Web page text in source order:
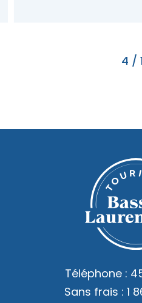
4 /
Téléphone :
Sans frais : 1